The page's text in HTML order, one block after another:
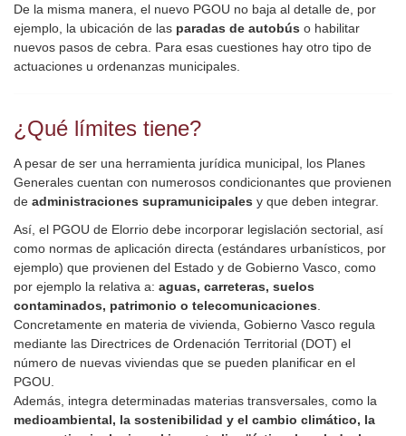
De la misma manera, el nuevo PGOU no baja al detalle de, por
ejemplo, la ubicación de las paradas de autobús o habilitar
nuevos pasos de cebra. Para esas cuestiones hay otro tipo de
actuaciones u ordenanzas municipales.
¿Qué límites tiene?
A pesar de ser una herramienta jurídica municipal, los Planes
Generales cuentan con numerosos condicionantes que provienen
de administraciones supramunicipales y que deben integrar.
Así, el PGOU de Elorrio debe incorporar legislación sectorial, así
como normas de aplicación directa (estándares urbanísticos, por
ejemplo) que provienen del Estado y de Gobierno Vasco, como
por ejemplo la relativa a: aguas, carreteras, suelos
contaminados, patrimonio o telecomunicaciones
Concretamente en materia de vivienda, Gobierno Vasco regula
mediante las Directrices de Ordenación Territorial (DOT) el
número de nuevas viviendas que se pueden planificar en el
PGOU.
Además, integra determinadas materias transversales, como la
medioambiental, la sostenibilidad y el cambio climático, la